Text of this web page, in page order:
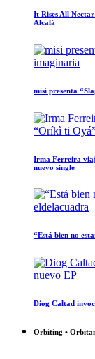
It Rises All
Alcalá
misi presenta
Irma Ferreira
nuevo single
“Está bien no
Diog Caltad
Orbiting •